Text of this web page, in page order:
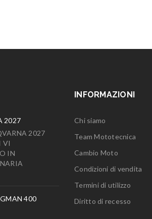
2027
2027
VI
IN
400
INFORMAZIONI
Chi siamo
Team Mototecnica
Cambio Moto
Condizioni di vendita
Termini di utilizzo
Diritto di recesso